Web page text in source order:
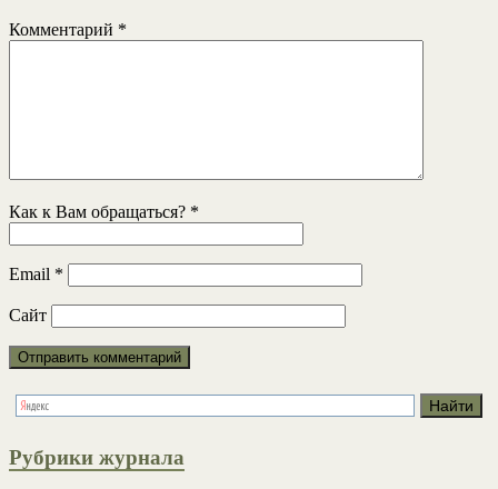
Комментарий *
Как к Вам обращаться? *
Email *
Сайт
Рубрики журнала